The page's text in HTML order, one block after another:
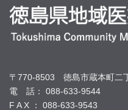
〒770-8503 徳島市蔵本町二
電 話： 088-633-9544
F A X ： 088-633-9543